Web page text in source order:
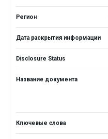
Регион
Дата раскрытия информации
Disclosure Status
Название документа
Ключевые слова